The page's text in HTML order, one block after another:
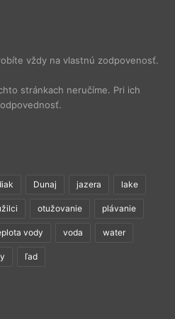
vždy na vlastnú zodpovenosť.
stránkach neručíme. Pri ich
Dunaj jazera lake
otužovanie plávanie
vody voda water
ľad